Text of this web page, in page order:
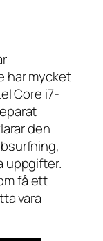
har mycket
Core i7-
den
uppgifter.
få ett
vara